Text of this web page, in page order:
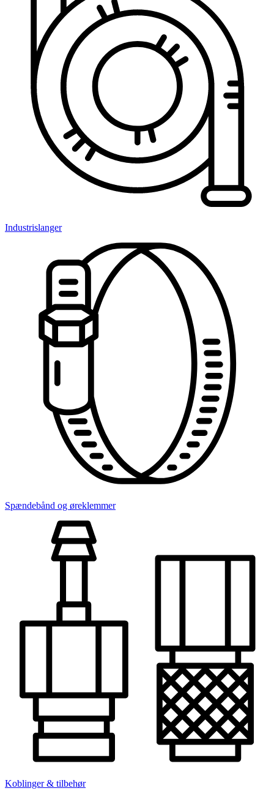
Industrislanger
Spændebånd og øreklemmer
Koblinger & tilbehør